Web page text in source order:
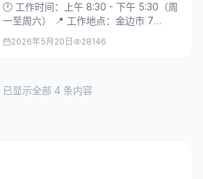
🕐 工作时间：上午 8:30 - 下午 5:30（周
一至周六） 📍 工作地点：金边市 7
Makara 区...
2026年5月20日 28146
已显示全部 4条内容